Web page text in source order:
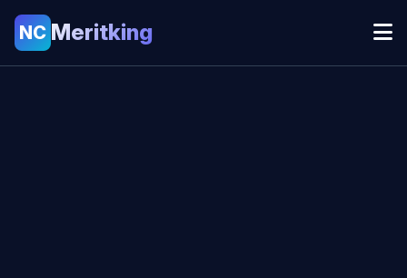
NC Meritking